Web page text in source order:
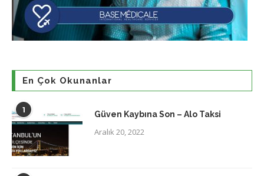
En Çok Okunanlar
1 Güven Kaybına Son – Alo Taksi
Aralık 20, 2022